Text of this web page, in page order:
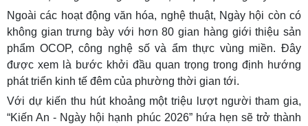
Ngoài các hoạt động văn hóa, nghệ thuật, Ngày hội còn có
không gian trưng bày với hơn 80 gian hàng giới thiệu sản
phẩm OCOP, công nghệ số và ẩm thực vùng miền. Đây
được xem là bước khởi đầu quan trọng trong định hướng
phát triển kinh tế đêm của phường thời gian tới.
Với dự kiến thu hút khoảng một triệu lượt người tham gia,
“Kiến An - Ngày hội hạnh phúc 2026” hứa hẹn sẽ trở thành